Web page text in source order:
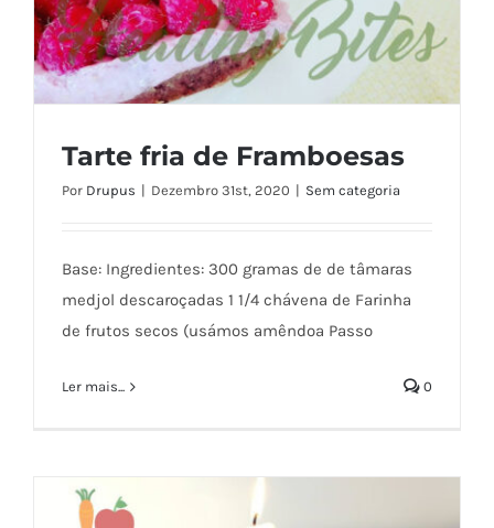
Tarte fria de Framboesas
Tarte fria de Framboesas
Por Drupus | Dezembro 31st, 2020 | Sem categoria
Base: Ingredientes: 300 gramas de de tâmaras
medjol descaroçadas 1 1/4 chávena de Farinha
de frutos secos (usámos amêndoa Passo
Ler mais... 0